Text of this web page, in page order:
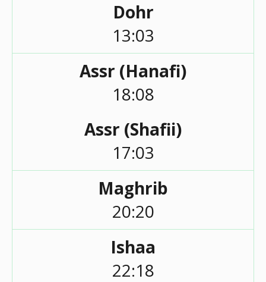
Dohr
13:03
Assr (Hanafi)
18:08
Assr (Shafii)
17:03
Maghrib
20:20
Ishaa
22:18